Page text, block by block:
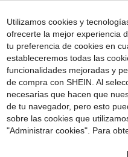
Utilizamos cookies y
ofrecerte la mejor experiencia
tu preferencia de cookies en
estableceremos todas las
funcionalidades mejoradas y
de compra con SHEIN. Al
necesarias que hacen que
de tu navegador, pero esto
sobre las cookies que
"Administrar cookies". Para